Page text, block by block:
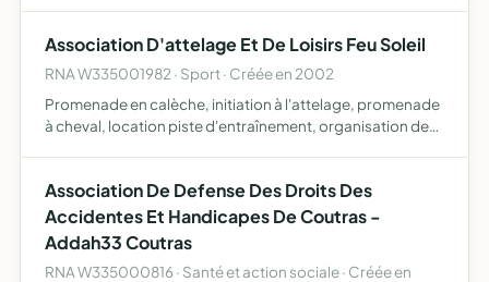
Association D'attelage Et De Loisirs Feu Soleil
RNA W335001982 · Sport · Créée en 2002
Promenade en calèche, initiation à l'attelage, promenade
à cheval, location piste d'entraînement, organisation de
Association De Defense Des Droits Des
Accidentes Et Handicapes De Coutras -
Addah33 Coutras
RNA W335000816 · Santé et action sociale · Créée en